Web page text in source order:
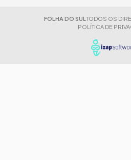
FOLHA DO SUL TODOS OS
POLÍTICA DE